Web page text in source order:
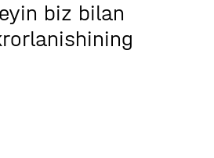
biz bilan